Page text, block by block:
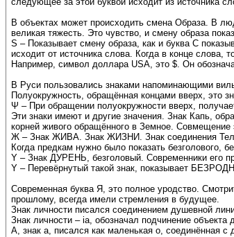
В объектах может происходить смена Образа. В
великая тяжесть. Это чувство, и смену образа
S – Показывает смену образа, как и буква С
исходит от источника слова. Когда в конце слова,
Например, символ доллара USA, это $. Он
В Руси пользовались знаками напоминающими
Полуокружность, обращённая концами вверх, это
Ψ – При обращении полуокружности вверх,
Эти знаки имеют и другие значения. Знак Капь,
корней живого обращённого в Земное. Совмещение
Ж – Знак ЖИВА. Знак ЖИЗНИ. Знак соединения
Когда предкам нужно было показать безголового,
Y – Знак ДУРЕНЬ, безголовый. Современники его
Y – Перевёрнутый такой знак, показывает
Современная буква Я, это полное уродство.
прошлому, всегда имели стремления в будущее.
Знак личности писался соединением душевной
Знак личности – ia, обозначал подчинение объекта
А, знак а, писался как маленькая о, соединённая